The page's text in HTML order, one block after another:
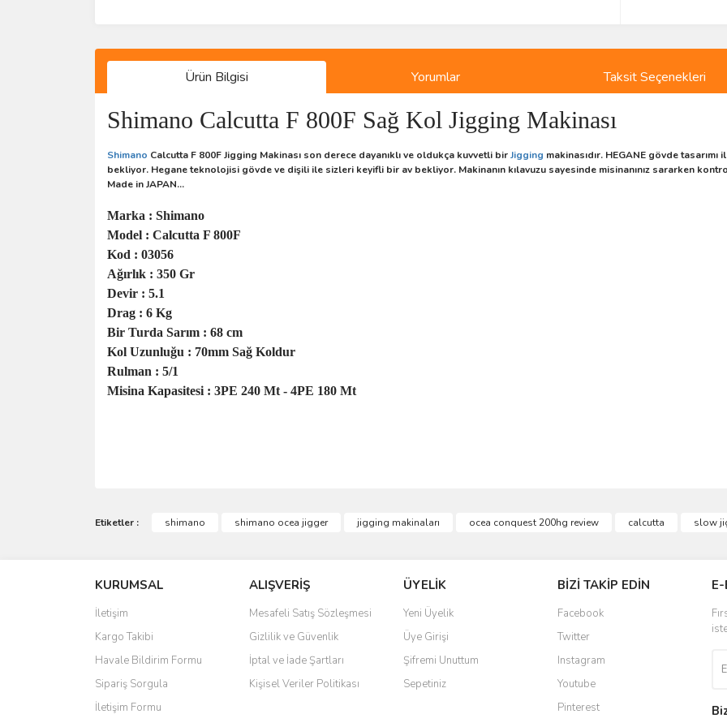
Ürün Bilgisi Yorumlar Taksit Seçenekleri
Shimano Calcutta F 800F Sağ Kol Jigging Makinası
Shimano Calcutta F 800F Jigging Makinası son derece dayanıklı ve oldukça kuvvetli birJigging makinasıdır. HEGANE gövde
bekliyor. Hegane teknolojisi gövde ve dişili ile sizleri keyifli bir av bekliyor. Makinanın kılavuzu sayesinde misinanınız sararken
Made in JAPAN...
Marka : Shimano
Model : Calcutta F 800F
Kod : 03056
Ağırlık : 350 Gr
Devir : 5.1
Drag : 6 Kg
Bir Turda Sarım : 68 cm
Kol Uzunluğu : 70mm Sağ Koldur
Rulman : 5/1
Misina Kapasitesi : 3PE 240 Mt - 4PE 180 Mt
Bu ürüne ilk yorumu siz yapın!
Yorum Yaz
Görüş ve önerileriniz için teşekkür ederiz.
Ürün açıklamasında eksik bilgiler bulunuyor.
Ürün bilgilerinde hatalar bulunuyor.
Ürün fiyatı diğer sitelerden daha pahalı.
Bu ürüne benzer farklı alternatifler olmalı.
Etiketler : shimano shimano ocea jigger jigging makinaları ocea conquest 200hg review calcutta slow
KURUMSAL
İletişim
Kargo Takibi
Havale Bildirim Formu
Sipariş Sorgula
İletişim Formu
ALIŞVERİŞ
Mesafeli Satış Sözleşmesi
Gizlilik ve Güvenlik
İptal ve İade Şartları
Kişisel Veriler Politikası
ÜYELİK
Yeni Üyelik
Üye Girişi
Şifremi Unuttum
Sepetiniz
BİZİ TAKİP EDİN
Facebook
Twitter
Instagram
Youtube
Pinterest